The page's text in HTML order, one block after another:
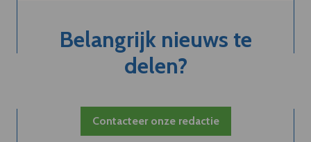
Belangrijk nieuws te
delen?
Contacteer onze redactie